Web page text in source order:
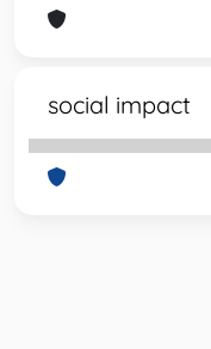
social impact